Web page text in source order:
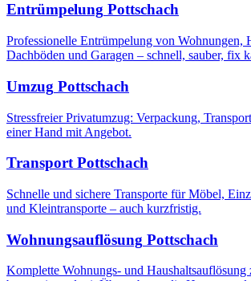
Entrümpelung Pottschach
Professionelle Entrümpelung von Wohnungen,
Dachböden und Garagen – schnell, sauber, fix
Umzug Pottschach
Stressfreier Privatumzug: Verpackung,
einer Hand mit Angebot.
Transport Pottschach
Schnelle und sichere Transporte für Möbel,
und Kleintransporte – auch kurzfristig.
Wohnungsauflösung Pottschach
Komplette Wohnungs- und Haushaltsauflösung